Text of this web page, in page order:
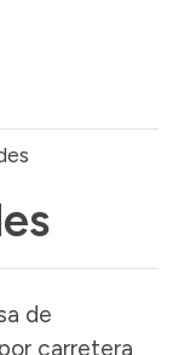
de
carretera